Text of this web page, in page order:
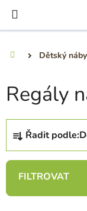
obsah
Dětský
Regály
Ř
z
n
Řadit podle: